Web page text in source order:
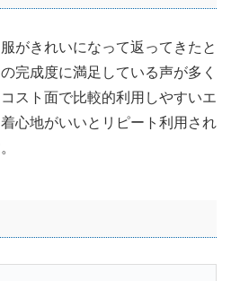
がきれいになって返ってきたと
完成度に満足している声が多く
スト面で比較的利用しやすいエ
心地がいいとリピート利用され